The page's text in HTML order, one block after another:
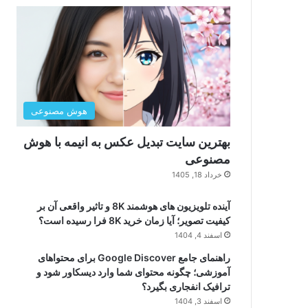
هوش مصنوعی
بهترین سایت تبدیل عکس به انیمه با هوش
مصنوعی
خرداد 18, 1405
آینده تلویزیون های هوشمند 8K و تاثیر واقعی آن بر
کیفیت تصویر؛ آیا زمان خرید 8K فرا رسیده است؟
اسفند 4, 1404
راهنمای جامع Google Discover برای محتواهای
آموزشی؛ چگونه محتوای شما وارد دیسکاور شود و
ترافیک انفجاری بگیرد؟
اسفند 3, 1404